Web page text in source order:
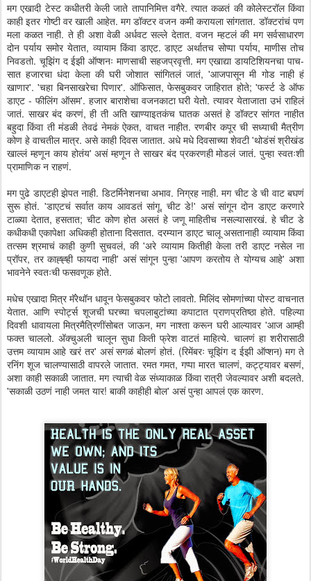
मग एखादी टेस्ट कधीतरी केली जाते तापानिमित्त वगैरे. त्यात कळतं की कोलेस्टरॉल किंवा
काही इतर गोष्टी वर खाली आहेत. मग डॉक्टर वजन कमी करायला सांगतात. डॉक्टरांचं पण
मला कळत नाही. ते ही अशा वेळी अर्धवट सल्ले देतात. वजन म्हटलं की मग सर्वसाधारण
दोन पर्याय समोर येतात, व्यायाम किंवा डाएट. डाएट अर्थातच सोप्पा पर्याय, माणीस तोच
निवडतो. चूझिंग द ईझी ऑप्शनः माणसाची सहजप्रवृत्ती. मग एखाद्या डायटिशियनचा पाच-
सात हजारचा धंदा केला की घरी जोशात सांगितलं जातं, 'आजपासून मी गोड नाही हं
खाणार'. 'चहा बिनसाखरेचा पिणार'. ऑफिसात, फेसबुकवर जाहिरात होते; 'फर्स्ट डे ऑफ
डाएट - फीलिंग ऑसम'. हजार बाराशेचा वजनकाटा घरी येतो. त्यावर येताजाता उभं राहिलं
जातं. साखर बंद करणं, ही ती अति खाण्याइतकंच घातक असतं हे डॉक्टर सांगत नाहीत
बहुदा किंवा ती मंडळी तेवढं नेमकं ऐकत, वाचत नाहीत. रणबीर कपूर ची सध्याची मैत्रीण
कोण हे वाचतील मात्र. असे काही दिवस जातात. अधे मधे दिवसाच्या शेवटी 'थोडंसं श्रीखंड
खाल्लं म्हणून काय होतंय' असं म्हणून ते साखर बंद प्रकरणही मोडलं जातं. पुन्हा स्वतःशी
प्रामाणिक न राहणं.
मग पुढे डाएटही झेपत नाही. डिटर्मिनेशनचा अभाव. निग्रह नाही. मग चीट डे ची वाट बघणं
सुरू होतं. 'डाएटचं सर्वात काय आवडतं सांगू, चीट डे!' असं सांगून दोन डाएट करणारे
टाळ्या देतात, हसतात; चीट कोण होत असतं हे जणू माहितीच नसल्यासारखं. हे चीट डे
कधीकधी एकापेक्षा अधिकही होताना दिसतात. दरम्यान डाएट चालू असतानाही व्यायाम किंवा
तत्सम श्रमाचं काही कुणी सुचवलं, की 'अरे व्यायाम कितीही केला तरी डाएट नसेल ना
प्रॉपर, तर काह्ह्ही फायदा नाही' असं सांगून पुन्हा 'आपण करतोय ते योग्यच आहे' अशा
भावनेने स्वतःची फसवणूक होते.
मधेच एखादा मित्र मॅरेथॉन धावून फेसबुकवर फोटो लावतो. मिलिंद सोमणांच्या पोस्ट वाचनात
येतात. आणि स्पोर्ट्स शूजची घरच्या चपलाबुटांच्या कपाटात प्राणप्रतिष्ठा होते. पहिल्या
दिवशी धावायला मित्रमैत्रिणींसोबत जाऊन, मग नाश्ता करून घरी आल्यावर 'आज आम्ही
फक्त चाललो. अ‍ॅक्चुअली चालून सुधा किती फ्रेश वाटतं माहित्ये. चालणं हा शरीरासाठी
उत्तम व्यायाम आहे खरं तर' असं सगळं बोलणं होतं. (रिमेंबरः चूझिंग द ईझी ऑप्शन) मग ते
रनिंग शूज चालण्यासाठी वापरले जातात. रमत गमत, गप्पा मारत चालणं, कट्ट्यावर बसणं,
अशा काही सकाळी जातात. मग त्याची वेळ संध्याकाळ किंवा रात्री जेवल्यावर अशी बदलते.
'सकाळी उठणं नाही जमत यार! बाकी काहीही बोल' असं पुन्हा आपलं एक कारण.